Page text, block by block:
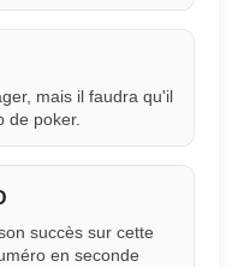
mais il faudra qu'il
de poker.
succès sur cette
en seconde